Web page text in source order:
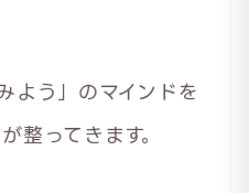
よう」のマインドを
整ってきます。